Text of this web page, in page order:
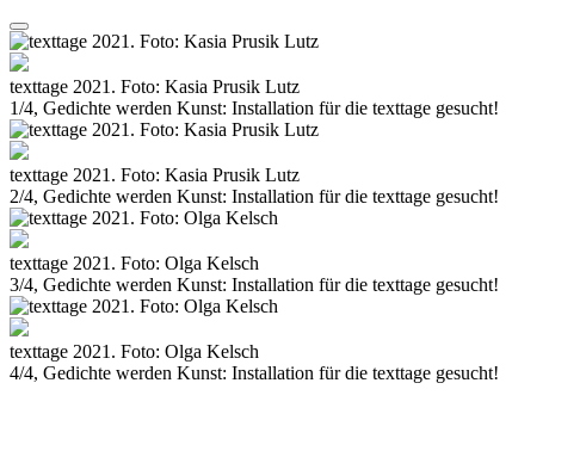
texttage 2021. Foto: Kasia Prusik Lutz
1/4, Gedichte werden Kunst: Installation für die texttage gesucht!
texttage 2021. Foto: Kasia Prusik Lutz
2/4, Gedichte werden Kunst: Installation für die texttage gesucht!
texttage 2021. Foto: Olga Kelsch
3/4, Gedichte werden Kunst: Installation für die texttage gesucht!
texttage 2021. Foto: Olga Kelsch
4/4, Gedichte werden Kunst: Installation für die texttage gesucht!